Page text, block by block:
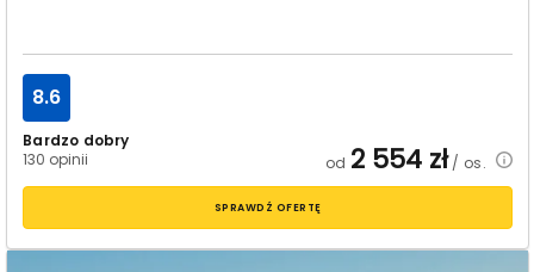
Bardzo dobry
130 opinii
8.6
od 2 554 zł/ os.
SPRAWDŹ OFERTĘ